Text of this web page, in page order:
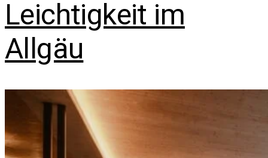
Leichtigkeit im
Allgäu